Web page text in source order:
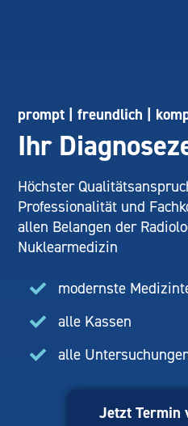
prompt | freundlich |
Ihr
Höchster
Professionalität und
allen Belangen der
Nuklearmedizin
modernste
alle Kassen
alle
Jetzt Termin